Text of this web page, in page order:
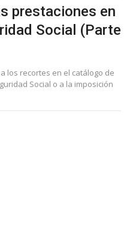
prestaciones en
Social (Parte
los recortes en el catálogo de
Social o a la imposición